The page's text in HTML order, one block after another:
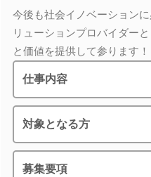
今後も社会イノベーション
リューションプロバイダー
と価値を提供して参ります！
仕事内容
対象となる方
募集要項